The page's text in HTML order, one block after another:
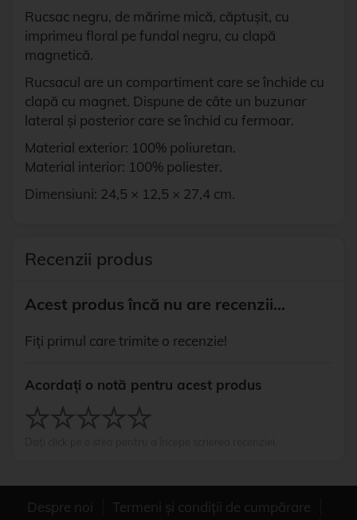
Rucsac negru, de mărime mică, căptușit, cu
imprimeu floral pe fundal negru, cu clapă
magnetică.
Rucsacul are un compartiment care se închide cu
clapă cu magnet. Dispune de câte un buzunar
lateral și posterior care se închid cu fermoar.
Material exterior: 100% poliuretan.
Material interior: 100% poliester.
Dimensiuni: 24,5 × 12,5 × 27,4 cm.
Recenzii produs
Acest produs încă nu are recenzii...
Fiți primul care trimite o recenzie!
Acordați o notă pentru acest produs
Despre noi
Termeni și condiții de cumpărare